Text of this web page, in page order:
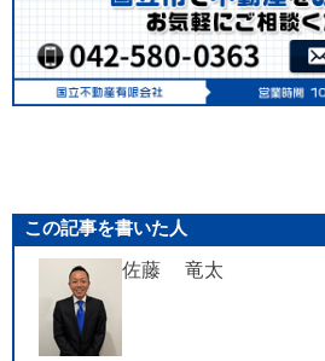
この記事を書いた人
佐藤 竜太